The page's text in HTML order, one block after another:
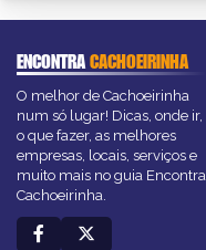
ENCONTRACACHOEIRINHA
O melhor de Cachoeirinha
num só lugar! Dicas, onde ir,
o que fazer, as melhores
empresas, locais, serviços e
muito mais no guia Encontra
Cachoeirinha.